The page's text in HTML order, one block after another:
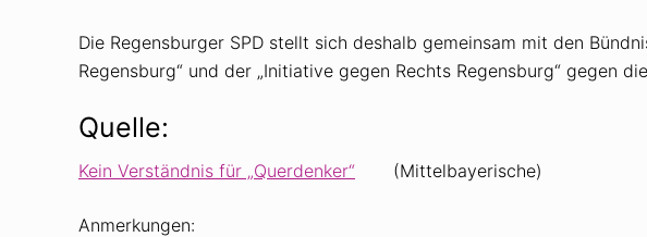
Die Regensburger SPD stellt sich deshalb gemeinsam mit den
Regensburg“ und der „Initiative gegen Rechts Regensburg“ gegen
Quelle:
Kein Verständnis für „Querdenker“ (Mittelbayerische)
Anmerkungen: